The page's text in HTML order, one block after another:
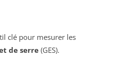
clé pour mesurer les
de serre(GES).